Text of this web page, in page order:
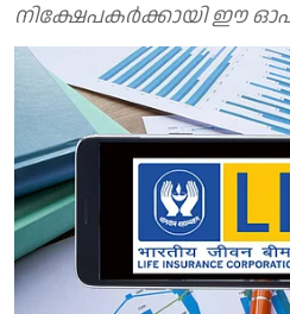
നിക്ഷേപകര്‍ക്കായി ഈ